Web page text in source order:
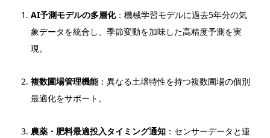
AI予測モデルの多層化：機械学習モデルに過去5年分の気
象データを統合し、季節変動を加味した高精度予測を実
現。
複数圃場管理機能：異なる土壌特性を持つ複数圃場の個別
最適化をサポート。
農薬・肥料最適投入タイミング通知 ：センサーデータと連